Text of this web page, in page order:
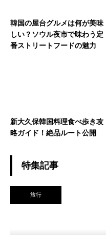
韓国の屋台グルメは何が美味
しい？ソウル夜市で味わう定
番ストリートフードの魅力
新大久保韓国料理食べ歩き攻
略ガイド！絶品ルート公開
特集記事
旅行